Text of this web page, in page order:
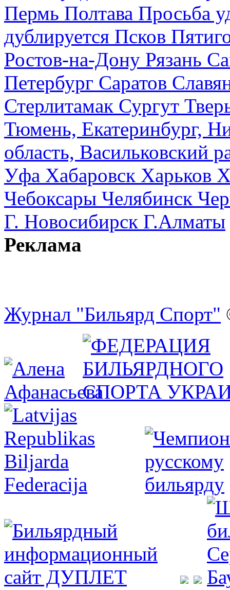
Пермь Полтава Просьба
дублируется Псков
Ростов-на-Дону Рязань
Петербург Саратов
Стерлитамак Сургут
Тюмень, Екатеринбург,
область, Васильковский
Уфа Хабаровск Харьков
Чебоксары Челябинск
Г. Новосибирск Г.Алматы
Реклама
Журнал "Бильярд Спорт"